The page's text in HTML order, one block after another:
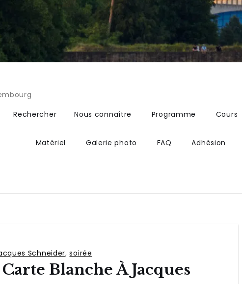
Rechercher
Nous connaître Programme Cours
Matériel Galerie photo FAQ Adhésion
Schneider,soirée
Blanche À Jacques